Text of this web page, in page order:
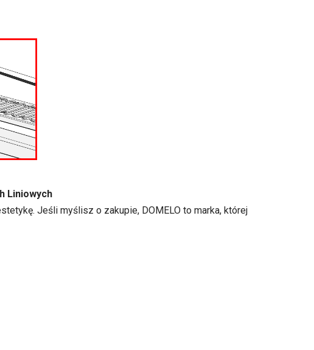
Liniowych
Jeśli myślisz o zakupie, DOMELO to marka, której